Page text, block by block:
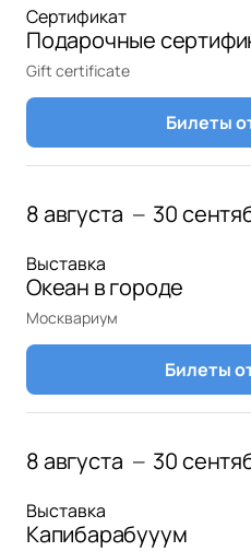
Сертификат
Подарочные
Gift certificate
Билеты
8 августа — 30
Выставка
Океан в городе
Москвариум
Билеты
8 августа — 30
Выставка
Капибарабууум